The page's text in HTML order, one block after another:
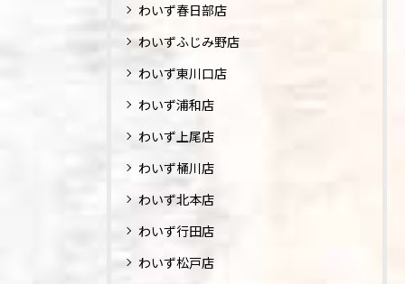
わいず春日部店
わいずふじみ野店
わいず東川口店
わいず浦和店
わいず上尾店
わいず桶川店
わいず北本店
わいず行田店
わいず松戸店